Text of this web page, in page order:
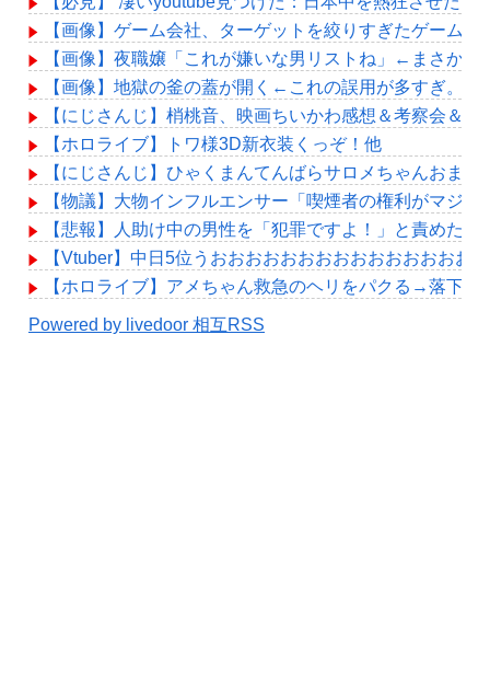
【画像】ゲーム会社、ターゲットを絞りすぎたゲーム
【画像】夜職嬢「これが嫌いな男リストね」←まさか
【画像】地獄の釜の蓋が開く←これの誤用が多すぎ。
【にじさんじ】梢桃音、映画ちいかわ感想＆考察会＆
【ホロライブ】トワ様3D新衣装くっぞ！他
【にじさんじ】ひゃくまんてんばらサロメちゃんおま
【物議】大物インフルエンサー「喫煙者の権利がマジ
【悲報】人助け中の男性を「犯罪ですよ！」と責めた
【Vtuber】中日5位うおおおおおおおおおおおおおおお
【ホロライブ】アメちゃん救急のヘリをパクる→落下【
Powered by livedoor 相互RSS